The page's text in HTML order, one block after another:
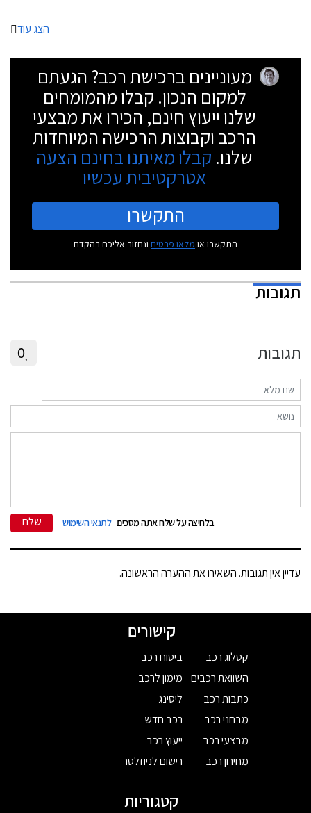
הצג עוד
מעוניינים ברכישת רכב? הגעתם
למקום הנכון. קבלו מהמומחים
שלנו ייעוץ חינם, הכירו את מבצעי
הרכב וקבוצות הרכישה המיוחדות
שלנו. קבלו מאיתנו בחינם הצעה
אטרקטיבית עכשיו
התקשרו
התקשרו או מלאו פרטים ונחזור אליכם בהקדם
תגובות
תגובות 0
בלחיצה על שלח אתה מסכים לתנאי השימוש שלח
עדיין אין תגובות. השאירו את ההערה הראשונה.
קישורים
קטלוג רכב
השוואת רכבים
כתבות רכב
מבחני רכב
מבצעי רכב
מחירון רכב
ביטוח רכב
מימון לרכב
ליסינג
רכב חדש
ייעוץ רכב
רישום לניוזלטר
קטגוריות